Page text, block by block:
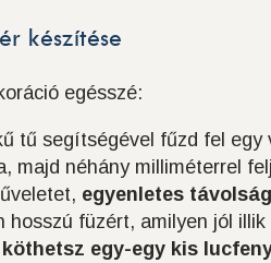
készítése
egésszé:
tű segítségével fűzd fel
majd néhány milliméterrel
egyenletes
hosszú füzért, amilyen jól
köthetsz egy-egy kis